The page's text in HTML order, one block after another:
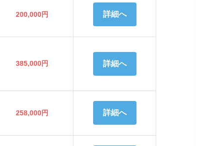
200,000円 詳細へ
385,000円 詳細へ
258,000円 詳細へ